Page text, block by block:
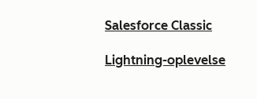
Salesforce Classic
Lightning-oplevelse